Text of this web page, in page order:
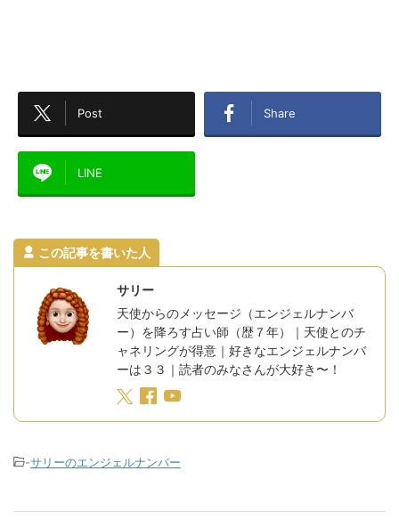
Post Share
LINE
この記事を書いた人
サリー
天使からのメッセージ（エンジェルナンバ
ー）を降ろす占い師（歴７年）｜天使とのチ
ャネリングが得意｜好きなエンジェルナンバ
ーは３３｜読者のみなさんが大好き〜！
-サリーのエンジェルナンバー